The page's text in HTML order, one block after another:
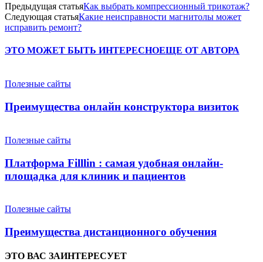
Предыдущая статьяКак выбрать компрессионный трикотаж?
Следующая статьяКакие неисправности магнитолы может
исправить ремонт?
ЭТО МОЖЕТ БЫТЬ ИНТЕРЕСНОЕЩЕ ОТ АВТОРА
Полезные сайты
Преимущества онлайн конструктора визиток
Полезные сайты
Платформа Filllin : самая удобная онлайн-
площадка для клиник и пациентов
Полезные сайты
Преимущества дистанционного обучения
ЭТО ВАС ЗАИНТЕРЕСУЕТ